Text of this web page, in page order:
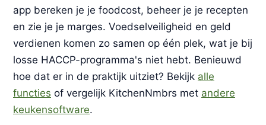
app bereken je je foodcost, beheer je je recepten
en zie je je marges. Voedselveiligheid en geld
verdienen komen zo samen op één plek, wat je bij
losse HACCP-programma's niet hebt. Benieuwd
hoe dat er in de praktijk uitziet? Bekijk alle
functies of vergelijk KitchenNmbrs met andere
keukensoftware.